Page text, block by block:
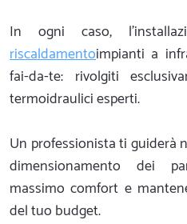
In ogni caso,
riscaldamentoimpianti a
fai-da-te: rivolgiti
termoidraulici esperti.
Un professionista ti guiderà
dimensionamento dei
massimo comfort e
del tuo budget.